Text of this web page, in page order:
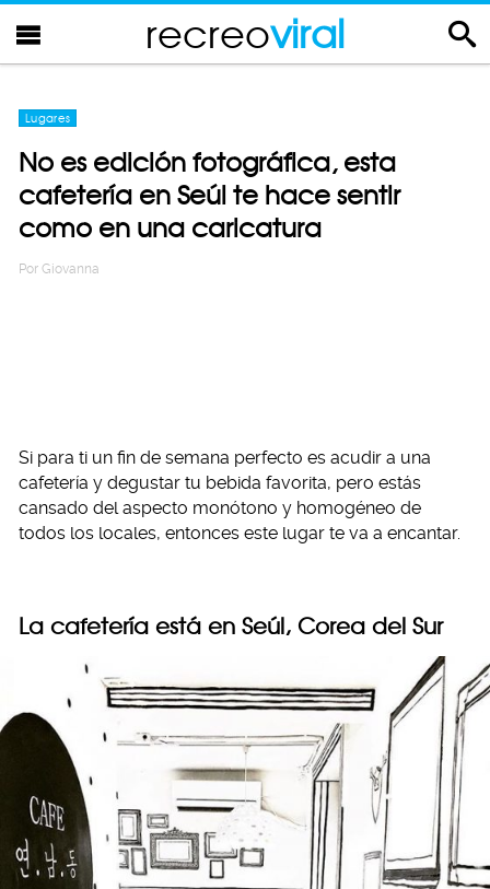
recreoviral
Lugares
No es edición fotográfica, esta
cafetería en Seúl te hace sentir
como en una caricatura
Por Giovanna
Si para ti un fin de semana perfecto es acudir a una
cafetería y degustar tu bebida favorita, pero estás
cansado del aspecto monótono y homogéneo de
todos los locales, entonces este lugar te va a encantar.
La cafetería está en Seúl, Corea del Sur